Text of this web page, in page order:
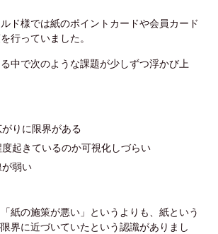
ド様では紙のポイントカードや会員カード
行っていました。
中で次のような課題が少しずつ浮かび上
りに限界がある
起きているのか可視化しづらい
が弱い
紙の施策が悪い」というよりも、紙という
界に近づいていたという認識がありまし